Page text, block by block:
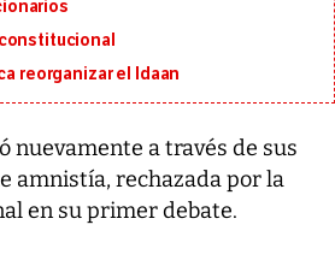
reorganizar el Idaan
nuevamente a través de sus
amnistía, rechazada por la
en su primer debate.